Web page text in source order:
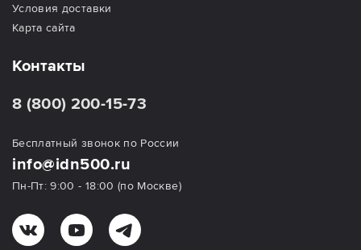
Условия доставки
Карта сайта
Контакты
8 (800) 200-15-73
Бесплатный звонок по России
info@idn500.ru
Пн-Пт: 9:00 - 18:00 (по Москве)